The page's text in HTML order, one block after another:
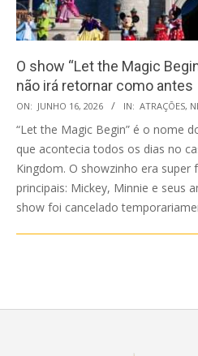
O show “Let the Magic
não irá retornar como antes
2026-
06-
16
ON: JUNHO 16, 2026 IN: ATRAÇÕES,
“Let the Magic Begin” é o nome
que acontecia todos os dias no
Kingdom. O showzinho era
principais: Mickey, Minnie e seus
show foi cancelado